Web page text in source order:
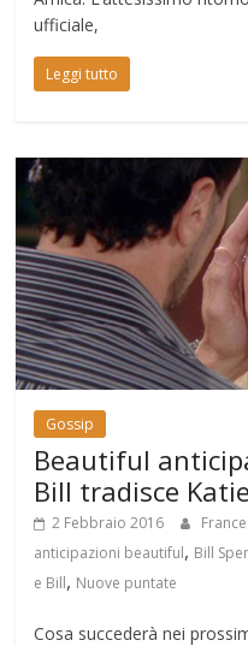
ufficiale,
Leggi tutto
Gossip
Beautiful
Bill tradisce
2 Febbraio 2016
anticipazioni beautiful, Bill
e Bill, Nuove puntate
Cosa succederà nei